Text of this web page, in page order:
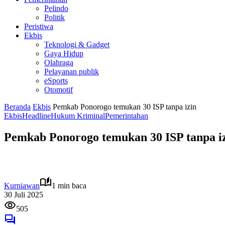
Pelindo
Politik
Peristiwa
Ekbis
Teknologi & Gadget
Gaya Hidup
Olahraga
Pelayanan publik
eSports
Otomotif
Beranda Ekbis Pemkab Ponorogo temukan 30 ISP tanpa izin
EkbisHeadlineHukum KriminalPemerintahan
Pemkab Ponorogo temukan 30 ISP tanpa
Kurniawan
1 min baca
30 Juli 2025
505